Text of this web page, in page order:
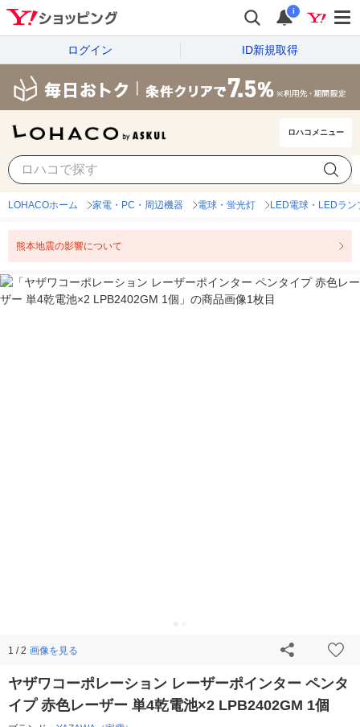
i
ログイン ID新規取得
ロハコメニュー
LOHACOホーム 家電・PC・周辺機器 電球・蛍光灯 LED電球・LEDラン
熊本地震の影響について
1 / 2 画像を見る
ヤザワコーポレーション レーザーポインター ペンタ
イプ 赤色レーザー 単4乾電池×2 LPB2402GM 1個